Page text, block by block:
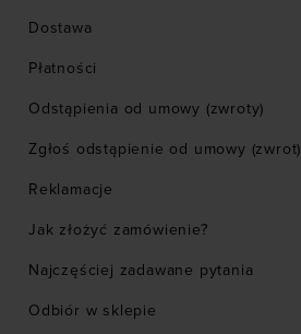
Dostawa
Płatności
Odstąpienia od umowy (zwroty)
Zgłoś odstąpienie od umowy (zwrot)
Reklamacje
Jak złożyć zamówienie?
Najczęściej zadawane pytania
Odbiór w sklepie